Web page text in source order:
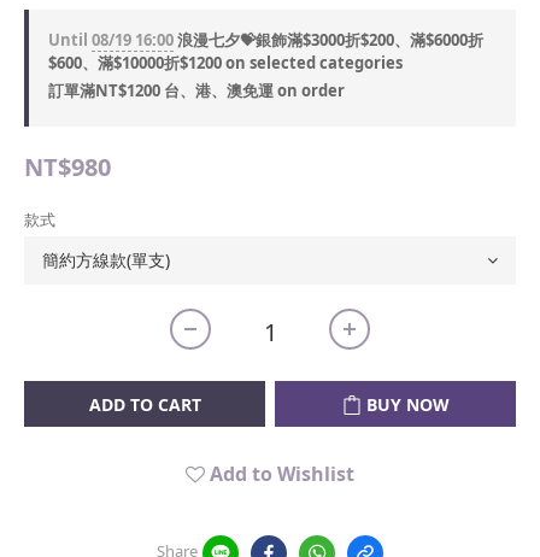
Until 08/19 16:00浪漫七夕💝銀飾滿$3000折$200、滿$6000折
$600、滿$10000折$1200 on selected categories
訂單滿NT$1200 台、港、澳免運 on order
NT$980
款式
ADD TO CART BUY NOW
Add to Wishlist
Share